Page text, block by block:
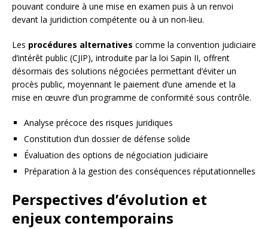
pouvant conduire à une mise en examen puis à un renvoi
devant la juridiction compétente ou à un non-lieu.
Les procédures alternatives comme la convention judiciaire
d’intérêt public (CJIP), introduite par la loi Sapin II, offrent
désormais des solutions négociées permettant d’éviter un
procès public, moyennant le paiement d’une amende et la
mise en œuvre d’un programme de conformité sous contrôle.
Analyse précoce des risques juridiques
Constitution d’un dossier de défense solide
Évaluation des options de négociation judiciaire
Préparation à la gestion des conséquences réputationnelles
Perspectives d’évolution et
enjeux contemporains